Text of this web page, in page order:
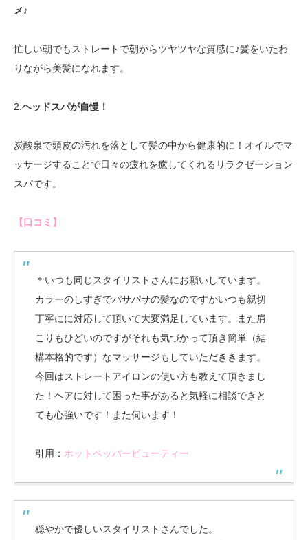
メ♪
忙しい朝でもストレートで朝からツヤツヤな質感に♪髪をいたわ
りながら美髪になれます。
2.ヘッドスパが自慢！
炭酸泉で頭皮の汚れを落として髪の中から健康的に！オイルでマ
ッサージすることで日々の疲れを癒してくれるリラクゼーション
スパです。
【口コミ】
＊いつも同じスタイリストさんにお願いしています。
カラーのしすぎでパサパサの髪なのですかいつも親切
丁寧にに対応して頂いて大変満足しています。また肩
こりもひどいのですがそれも気づかって頂き簡単（結
構本格的です）なマッサージもしていただききます。
今回はストレートアイロンの使い方も教えて頂きまし
た！ヘアに対して困った事があると気軽に相談できと
ても心強いです！また伺います！
引用： ホットペッパービューティー
穏やかで優しいスタイリストさんでした。